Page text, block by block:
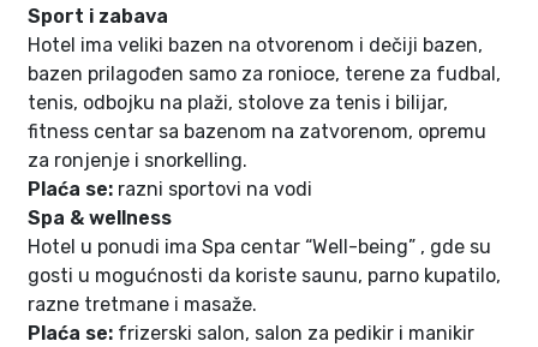
Sport i zabava
Hotel ima veliki bazen na otvorenom i dečiji bazen,
bazen prilagođen samo za ronioce, terene za fudbal,
tenis, odbojku na plaži, stolove za tenis i bilijar,
fitness centar sa bazenom na zatvorenom, opremu
za ronjenje i snorkelling.
Plaća se: razni sportovi na vodi
Spa & wellness
Hotel u ponudi ima Spa centar “Well-being” , gde su
gosti u mogućnosti da koriste saunu, parno kupatilo,
razne tretmane i masaže.
Plaća se: frizerski salon, salon za pedikir i manikir